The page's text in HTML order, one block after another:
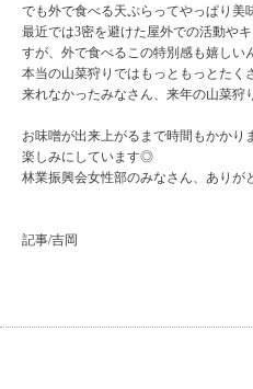
でも外で食べる天ぷらってやっぱり美
最近では3密を避けた屋外での活動や
すが、外で食べるこの特別感も嬉しい
本当の山菜狩りではもっともっとたく
来れなかったみなさん、来年の山菜狩
お味噌が出来上がるまで時間もかかり
楽しみにしています◎
林業振興会女性部のみなさん、ありが
記事/吉岡